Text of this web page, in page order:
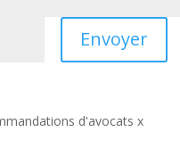
Envoyer
d'avocats x